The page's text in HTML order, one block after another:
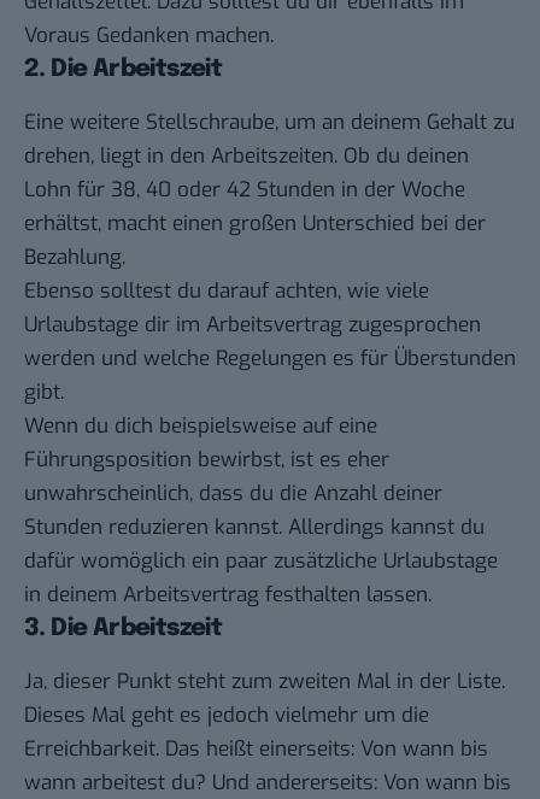
Voraus Gedanken machen.
2. Die Arbeitszeit
Eine weitere Stellschraube, um an deinem Gehalt zu
drehen, liegt in den Arbeitszeiten. Ob du deinen
Lohn für 38, 40 oder 42 Stunden in der Woche
erhältst, macht einen großen Unterschied bei der
Bezahlung.
Ebenso solltest du darauf achten, wie viele
Urlaubstage dir im Arbeitsvertrag zugesprochen
werden und welche Regelungen es für Überstunden
gibt.
Wenn du dich beispielsweise auf eine
Führungsposition bewirbst, ist es eher
unwahrscheinlich, dass du die Anzahl deiner
Stunden reduzieren kannst. Allerdings kannst du
dafür womöglich ein paar zusätzliche Urlaubstage
in deinem Arbeitsvertrag festhalten lassen.
3. Die Arbeitszeit
Ja, dieser Punkt steht zum zweiten Mal in der Liste.
Dieses Mal geht es jedoch vielmehr um die
Erreichbarkeit. Das heißt einerseits: Von wann bis
wann arbeitest du? Und andererseits: Von wann bis